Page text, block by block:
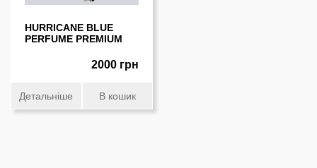
HURRICANE BLUE
PERFUME PREMIUM
2000 грн
Детальніше В кошик